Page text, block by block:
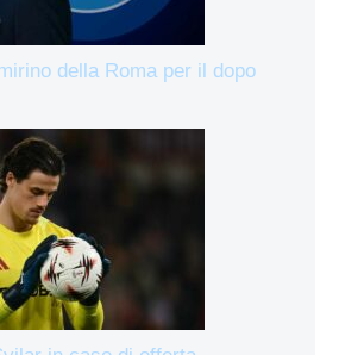
della Roma per il dopo